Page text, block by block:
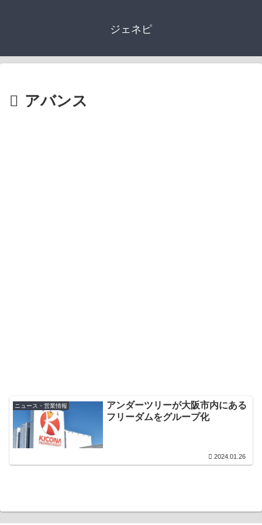
ジェネピ
アバンス
ニュース・営業情報
アンダーツリーが大阪市内にある
フリーダムをグループ化
2024.01.26